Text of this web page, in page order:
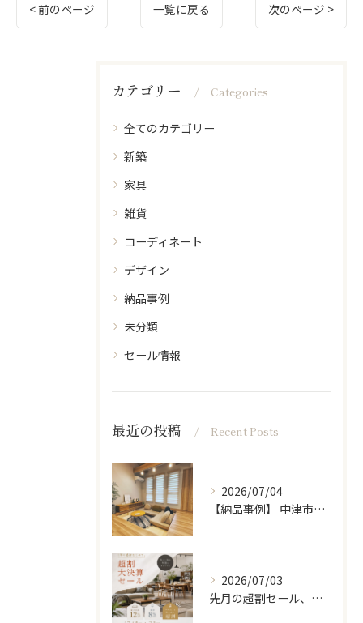
< 前のページ 一覧に戻る 次のページ >
カテゴリー Categories
全てのカテゴリー
新築
家具
雑貨
コーディネート
デザイン
納品事例
未分類
セール情報
最近の投稿 Recent Posts
2026/07/04
【納品事例】 中津市の新築に家具・雑貨一式をコーディネートさ...
2026/07/03
先月の超割セール、たくさんの方に来ていただきありがとうござい...